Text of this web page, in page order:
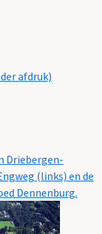
afdruk)
Driebergen-
(links) en de
Dennenburg.